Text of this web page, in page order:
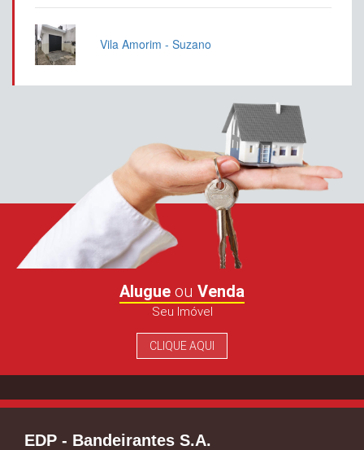
Vila Amorim - Suzano
Alugue ou Venda
Seu Imóvel
CLIQUE AQUI
EDP - Bandeirantes S.A.